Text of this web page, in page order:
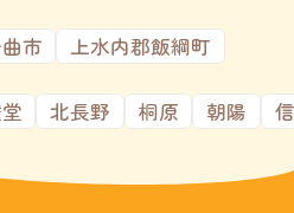
市
上水内郡飯綱町
北長野 桐原 朝陽